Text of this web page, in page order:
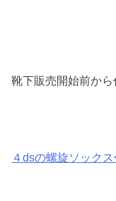
靴下販売開始前から
４dsの螺旋ソック